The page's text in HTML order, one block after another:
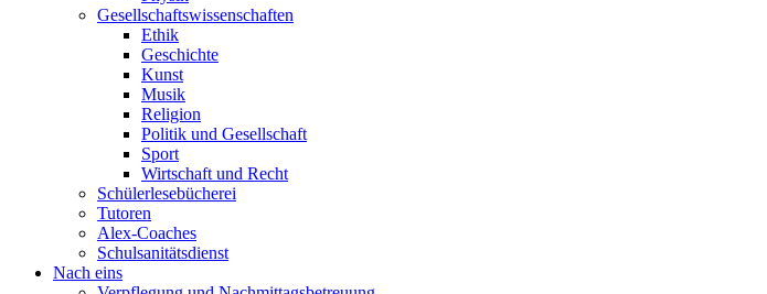
Gesellschaftswissenschaften
Ethik
Geschichte
Kunst
Musik
Religion
Politik und Gesellschaft
Sport
Wirtschaft und Recht
Schülerlesebücherei
Tutoren
Alex-Coaches
Schulsanitätsdienst
Nach eins